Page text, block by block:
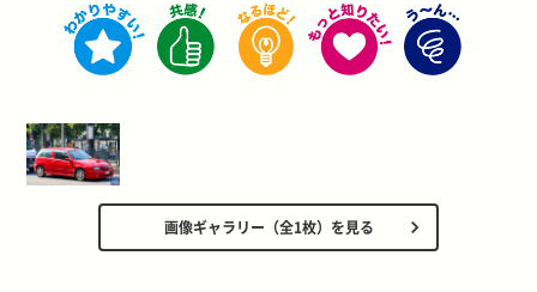
画像ギャラリー（全1枚）を見る